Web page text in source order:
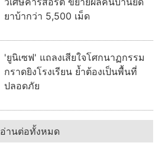
ยาบ้ากว่า 5,500 เม็ด
'ยูนิเซฟ' แถลงเสียใจโศกนาฏกรรม
กราดยิงโรงเรียน ย้ำต้องเป็นพื้นที่
ปลอดภัย
อ่านต่อทั้งหมด